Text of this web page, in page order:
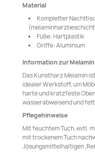
Material
Kompletter
Füße: Hartplastik
Griffe: Aluminium
Information zur
Das Kunstharz Melamin
idealer Werkstoff, um
harte und kratzfeste
wasserabweisend und
Pflegehinweise
Mit feuchtem Tuch, evtl.
mit trockenem Tuch
,lösungsmittelhaltigen